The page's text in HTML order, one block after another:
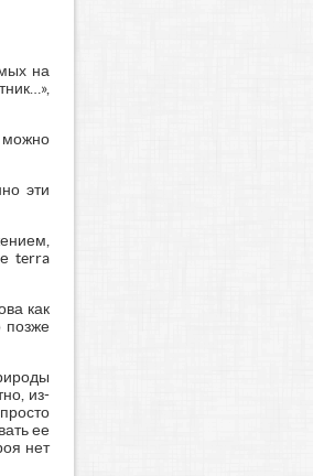
на
можно
эти
terra
как
позже
из-
ее
нет